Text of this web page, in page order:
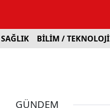
SAĞLIK BİLİM / TEKNOLOJİ
GÜNDEM